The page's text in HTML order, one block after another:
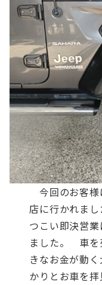
今回のお客様
店に行かれま
つこい即決営
ました。
車を
きなお金が動
かりとお車を拝